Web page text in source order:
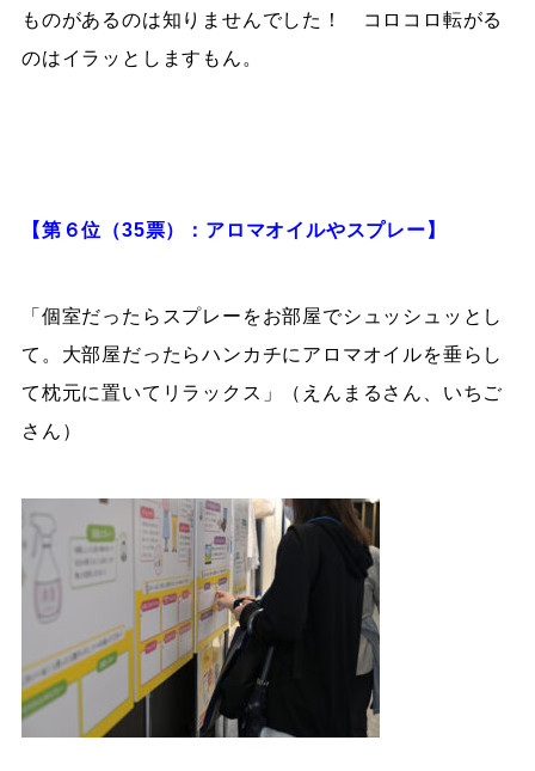
ものがあるのは知りませんでした！ コロコロ転がる
のはイラッとしますもん。
【第６位（35票）：アロマオイルやスプレー】
「個室だったらスプレーをお部屋でシュッシュッとし
て。大部屋だったらハンカチにアロマオイルを垂らし
て枕元に置いてリラックス」（えんまるさん、いちご
さん）